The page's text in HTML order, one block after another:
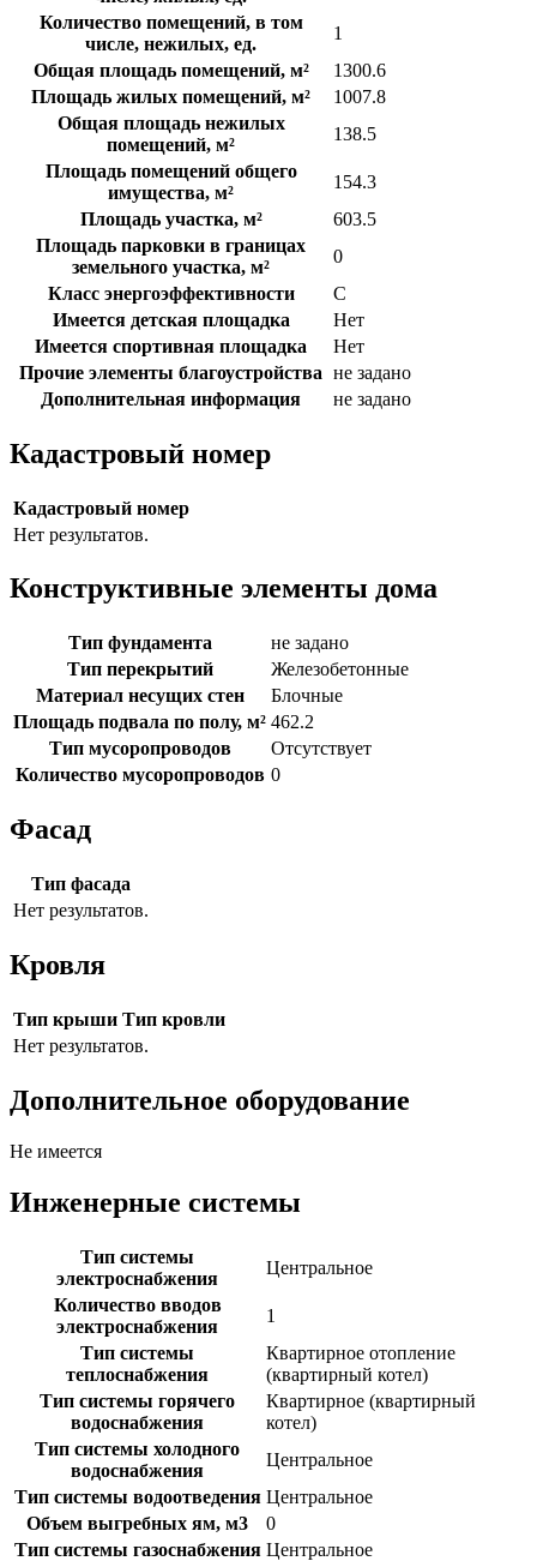
Количество помещений, в том
числе, нежилых, ед.
1
Общая площадь помещений, м²
1300.6
Площадь жилых помещений, м²
1007.8
Общая площадь нежилых
помещений, м²
138.5
Площадь помещений общего
имущества, м²
154.3
Площадь участка, м²
603.5
Площадь парковки в границах
земельного участка, м²
0
Класс энергоэффективности
C
Имеется детская площадка
Нет
Имеется спортивная площадка
Нет
Прочие элементы благоустройства не задано
Дополнительная информация
не задано
Кадастровый номер
Кадастровый номер
Нет результатов.
Конструктивные элементы дома
Тип фундамента
не задано
Тип перекрытий
Железобетонные
Материал несущих стен
Блочные
Площадь подвала по полу, м² 462.2
Тип мусоропроводов
Отсутствует
Количество мусоропроводов 0
Фасад
Тип фасада
Нет результатов.
Кровля
Тип крыши Тип кровли
Нет результатов.
Дополнительное оборудование
Не имеется
Инженерные системы
Тип системы
электроснабжения
Центральное
Количество вводов
электроснабжения
1
Тип системы
теплоснабжения
Квартирное отопление
(квартирный котел)
Тип системы горячего
водоснабжения
Квартирное (квартирный
котел)
Тип системы холодного
водоснабжения
Центральное
Тип системы водоотведения Центральное
Объем выгребных ям, м3
0
Тип системы газоснабжения Центральное